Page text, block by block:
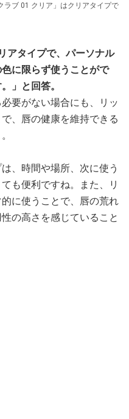
ラブ 01 クリア」はクリアタイプで
アタイプで、パーソナル
に限らず使うことがで
」と回答。
要がない場合にも、リッ
、唇の健康を維持できる
、時間や場所、次に使う
も便利ですね。また、リ
に使うことで、唇の荒れ
の高さを感じていること